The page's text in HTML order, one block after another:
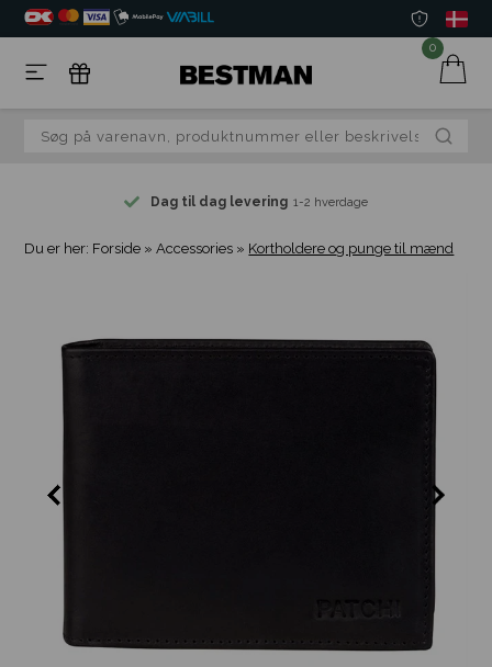
0
Dag til dag levering 1-2 hverdage
Du er her: Forside »Accessories » Kortholdere og punge til mænd